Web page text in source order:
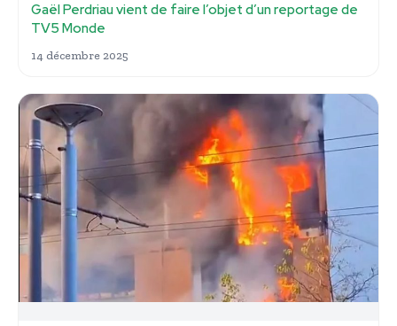
Gaël Perdriau vient de faire l’objet d’un reportage de
TV5 Monde
14 décembre 2025